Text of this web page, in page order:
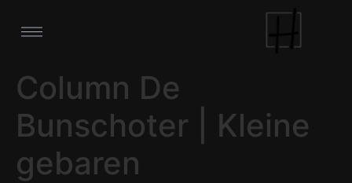
Column De
Bunschoter | Kleine
gebaren